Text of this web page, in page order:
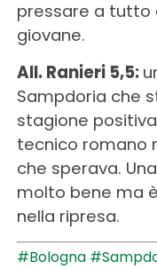
pressare a tutto
giovane.
All. Ranieri 5,5:
Sampdoria che
stagione
tecnico romano
che sperava.
molto bene ma
nella ripresa.
#Bologna